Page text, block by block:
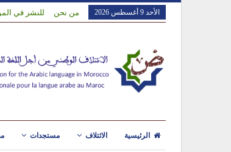
الأحد 9 أغسطس 2026 من نحن للنشر في
الرئيسية الائتلاف مستجدات